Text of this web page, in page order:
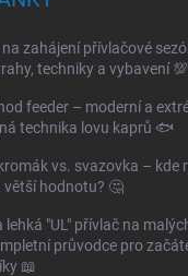
zahájení přívlačové
techniky a vybavení 💯
feeder – moderní a
technika lovu kaprů 🐟
vs. svazovka – kde
větší hodnotu? 🤔
lehká "UL" přívlač na
průvodce pro
📖